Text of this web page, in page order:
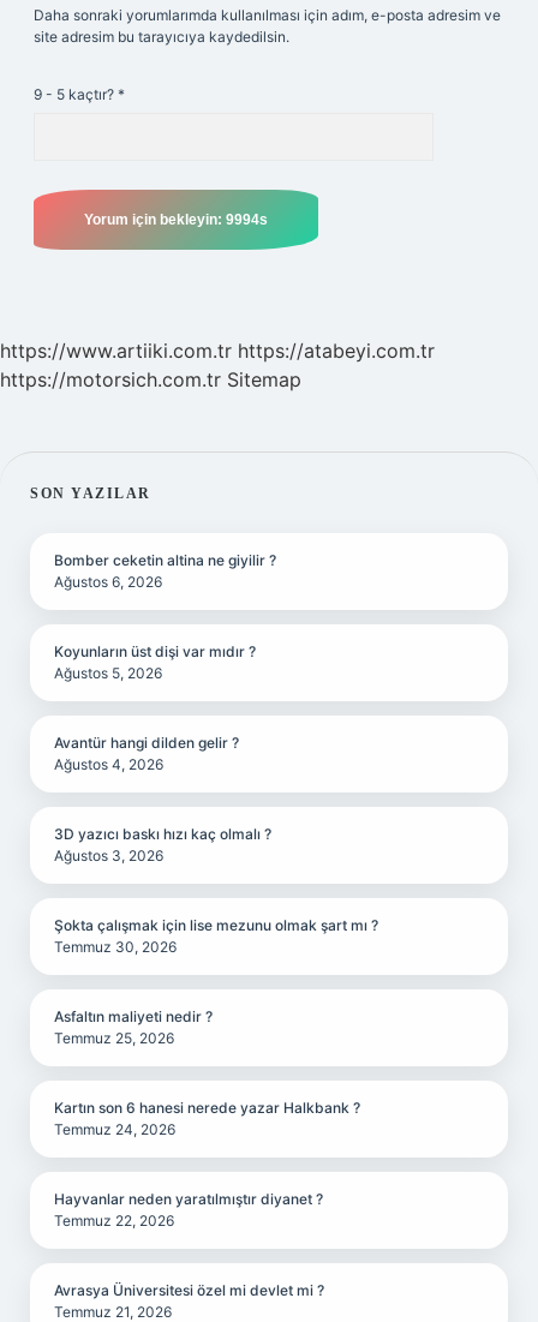
Daha sonraki yorumlarımda kullanılması için adım, e-posta adresim ve
site adresim bu tarayıcıya kaydedilsin.
9 - 5 kaçtır? *
https://www.artiiki.com.tr https://atabeyi.com.tr
https://motorsich.com.tr Sitemap
SIDEBAR
SON YAZILAR
Bomber ceketin altina ne giyilir ?
Ağustos 6, 2026
Koyunların üst dişi var mıdır ?
Ağustos 5, 2026
Avantür hangi dilden gelir ?
Ağustos 4, 2026
3D yazıcı baskı hızı kaç olmalı ?
Ağustos 3, 2026
Şokta çalışmak için lise mezunu olmak şart mı ?
Temmuz 30, 2026
Asfaltın maliyeti nedir ?
Temmuz 25, 2026
Kartın son 6 hanesi nerede yazar Halkbank ?
Temmuz 24, 2026
Hayvanlar neden yaratılmıştır diyanet ?
Temmuz 22, 2026
Avrasya Üniversitesi özel mi devlet mi ?
Temmuz 21, 2026